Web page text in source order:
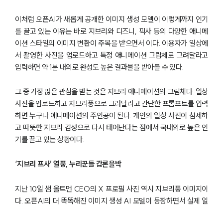
이처럼 오픈AI가 새롭게 공개한 이미지 생성 모델이 이렇게까지 인기
를 끌고 있는 이유는 바로 지브리와 디즈니, 픽사 등의 다양한 애니메
이션 스타일의 이미지 변환이 주목을 받으면서 이다. 이용자가 일상에
서 촬영한 사진을 업로드하고 특정 애니메이션 그림체로 그려달라고
입력하면 약 1분 내외로 완성도 높은 결과물을 받아볼 수 있다.
그 중 가장 많은 관심을 받는 것은 지브리 애니메이션의 그림체다. 일상
사진을 업로드하고 지브리풍으로 그려달라고 간단한 프롬프트를 입력
하면 누구나 애니메이션의 주인공이 된다. 개인의 일상 사진이 섬세하
고 따뜻한 지브리 감성으로 다시 태어난다는 점에서 국내외로 높은 인
기를 끌고 있는 상황이다.
‘지브리 프사’ 열풍, 누리꾼들 갑론을박
지난 10일 샘 올트먼 CEO의 X 프로필 사진 역시 지브리풍 이미지이
다. 오픈AI의 더 똑똑해진 이미지 생성 AI 모델이 등장하면서 실제 일